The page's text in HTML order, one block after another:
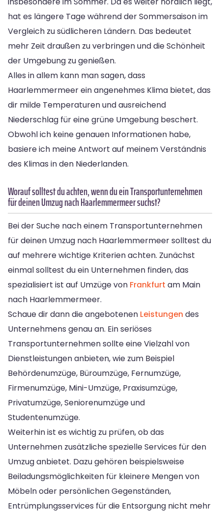
hat es längere Tage während der Sommersaison im
Vergleich zu südlicheren Ländern. Das bedeutet
mehr Zeit draußen zu verbringen und die Schönheit
der Umgebung zu genießen.
Alles in allem kann man sagen, dass
Haarlemmermeer ein angenehmes Klima bietet, das
dir milde Temperaturen und ausreichend
Niederschlag für eine grüne Umgebung beschert.
Obwohl ich keine genauen Informationen habe,
basiere ich meine Antwort auf meinem Verständnis
des Klimas in den Niederlanden.
Worauf solltest du achten, wenn du ein Transportunternehmen
für deinen Umzug nach Haarlemmermeer suchst?
Bei der Suche nach einem Transportunternehmen
für deinen Umzug nach Haarlemmermeer solltest du
auf mehrere wichtige Kriterien achten. Zunächst
einmal solltest du ein Unternehmen finden, das
spezialisiert ist auf Umzüge von Frankfurt am Main
nach Haarlemmermeer.
Schaue dir dann die angebotenen Leistungen des
Unternehmens genau an. Ein seriöses
Transportunternehmen sollte eine Vielzahl von
Dienstleistungen anbieten, wie zum Beispiel
Behördenumzüge, Büroumzüge, Fernumzüge,
Firmenumzüge, Mini-Umzüge, Praxisumzüge,
Privatumzüge, Seniorenumzüge und
Studentenumzüge.
Weiterhin ist es wichtig zu prüfen, ob das
Unternehmen zusätzliche spezielle Services für den
Umzug anbietet. Dazu gehören beispielsweise
Beiladungsmöglichkeiten für kleinere Mengen von
Möbeln oder persönlichen Gegenständen,
Entrümplungsservices für die Entsorgung nicht mehr